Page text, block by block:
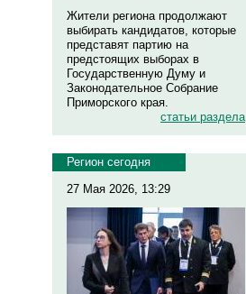
Жители региона продолжают
выбирать кандидатов, которые
представят партию на
предстоящих выборах в
Государственную Думу и
Законодательное Собрание
Приморского края.
статьи раздела
Регион сегодня
27 Мая 2026, 13:29